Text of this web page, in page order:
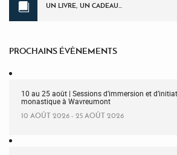
UN LIVRE, UN CADEAU…
PROCHAINS ÉVÈNEMENTS
10 au 25 août | Sessions d’immersion et
monastique à Wavreumont
10 AOÛT 2026 - 25 AOÛT 2026